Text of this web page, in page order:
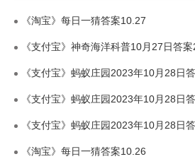
《淘宝》每日一猜答案10.27
《支付宝》神奇海洋科普10月27日答案
《支付宝》蚂蚁庄园2023年10月28日
《支付宝》蚂蚁庄园2023年10月28日答案分享
《支付宝》蚂蚁庄园2023年10月28日答案是什么
《淘宝》每日一猜答案10.26